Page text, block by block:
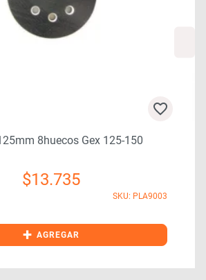
8huecos Gex 125-150
$13.735
SKU: PLA9003
+ AGREGAR